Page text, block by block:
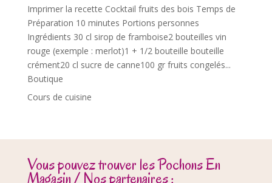
Imprimer la recette Cocktail fruits des bois Temps de
Préparation 10 minutes Portions personnes
Ingrédients 30 cl sirop de framboise2 bouteilles vin
rouge (exemple : merlot)1 + 1/2 bouteille bouteille
crément20 cl sucre de canne100 gr fruits congelés...
Boutique
Cours de cuisine
Vous pouvez trouver les Pochons En
Magasin / Nos partenaires :